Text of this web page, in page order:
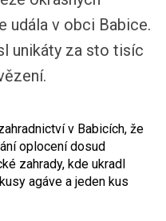
udála v obci Babice.
unikáty za sto tisíc
v Babicích, že
oplocení dosud
zahrady, kde ukradl
agáve a jeden kus